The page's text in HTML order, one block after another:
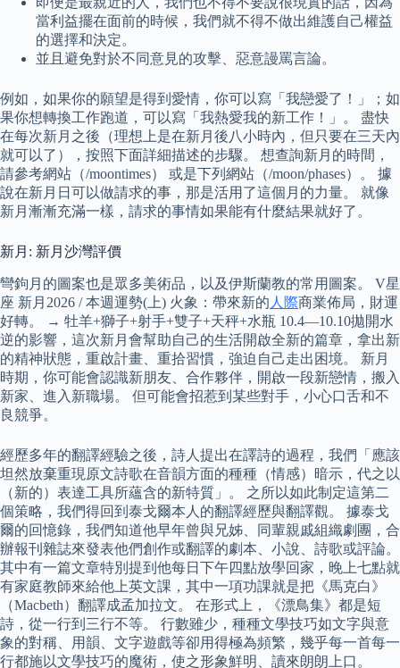
當利益擺在面前的時候，我們就不得不做出維護自己權益
的選擇和決定。
並且避免對於不同意見的攻擊、惡意謾罵言論。
例如，如果你的願望是得到愛情，你可以寫「我戀愛了！」；如
果你想轉換工作跑道，可以寫「我熱愛我的新工作！」。 盡快
在每次新月之後（理想上是在新月後八小時內，但只要在三天內
就可以了），按照下面詳細描述的步驟。 想查詢新月的時間，
請參考網站（/moontimes） 或是下列網站（/moon/phases）。 據
說在新月日可以做請求的事，那是活用了這個月的力量。 就像
新月漸漸充滿一樣，請求的事情如果能有什麼結果就好了。
新月: 新月沙灣評價
彎鉤月的圖案也是眾多美術品，以及伊斯蘭教的常用圖案。 V星
座 新月2026 / 本週運勢(上) 火象：帶來新的 人際商業佈局，財運
好轉。 → 牡羊+獅子+射手+雙子+天秤+水瓶 10.4—10.10拋開水
逆的影響，這次新月會幫助自己的生活開啟全新的篇章，拿出新
的精神狀態，重啟計畫、重拾習慣，強迫自己走出困境。 新月
時期，你可能會認識新朋友、合作夥伴，開啟一段新戀情，搬入
新家、進入新職場。 但可能會招惹到某些對手，小心口舌和不
良競爭。
經歷多年的翻譯經驗之後，詩人提出在譯詩的過程，我們「應該
坦然放棄重現原文詩歌在音韻方面的種種（情感）暗示，代之以
（新的）表達工具所蘊含的新特質」。 之所以如此制定這第二
個策略，我們得回到泰戈爾本人的翻譯經歷與翻譯觀。 據泰戈
爾的回憶錄，我們知道他早年曾與兄姊、同輩親戚組織劇團，合
辦報刊雜誌來發表他們創作或翻譯的劇本、小說、詩歌或評論。
其中有一篇文章特別提到他每日下午四點放學回家，晚上七點就
有家庭教師來給他上英文課，其中一項功課就是把《馬克白》
（Macbeth）翻譯成孟加拉文。 在形式上，《漂鳥集》都是短
詩，從一行到三行不等。 行數雖少，種種文學技巧如文字與意
象的對稱、用韻、文字遊戲等卻用得極為頻繁，幾乎每一首每一
行都施以文學技巧的魔術，使之形象鮮明、讀來朗朗上口。